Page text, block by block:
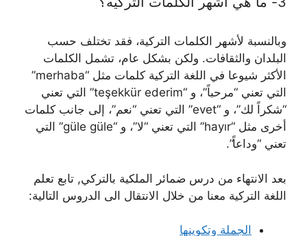
وبالنسبة لأشهر الكلمات التركية، فقد تختلف حسب
البلدان والثقافات. ولكن بشكل عام، تشمل الكلمات
الأكثر شيوعا في اللغة التركية كلمات مثل “merhaba”
التي تعني “مرحباً”، و “teşekkür ederim” التي تعني
“شكراً لك”، و “evet” التي تعني “نعم”، إلى جانب كلمات
أخرى مثل “hayır” التي تعني “لا”، و “güle güle” التي
تعني “وداعاً”.
بعد الانتهاء من درس ضمائر الملكية بالتركي, تابع تعلم
اللغة التركية معنا من خلال الانتقال الى الدروس التالية:
الجملة وتكوينها